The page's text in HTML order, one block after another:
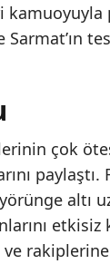
çok
paylaştı.
altı
etkisiz